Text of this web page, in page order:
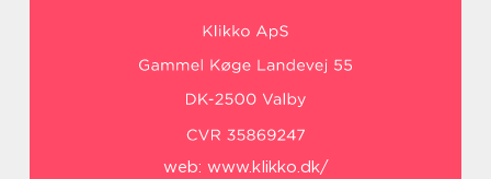
web: www.klikko.dk/